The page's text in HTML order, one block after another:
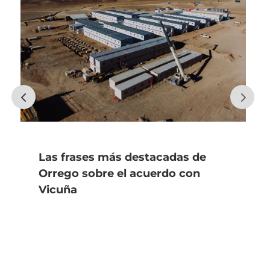
Las frases más destacadas de
Orrego sobre el acuerdo con
Vicuña